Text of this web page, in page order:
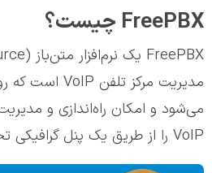
FreePBX چیست؟
می‌شود و امکان راه‌اندازی و
VoIP را از طریق یک پنل گرافیکی تحت وب فراهم می‌کند.